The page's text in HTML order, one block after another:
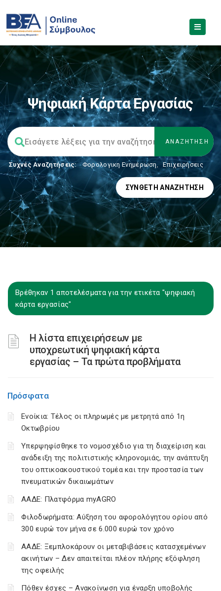
Ψηφιακή Κάρτα Εργασίας
Συχνές Αναζητήσεις: Φορολογικη Ενημέρωση, Επιχειρήσεις
ΣΎΝΘΕΤΗ ΑΝΑΖΉΤΗΣΗ
Βρέθηκαν 1 αποτελέσματα για την ετικέτα "ψηφιακή
κάρτα εργασίας"
H λίστα επιχειρήσεων με
υποχρεωτική ψηφιακή κάρτα
εργασίας – Τα πρώτα προβλήματα
Πρόσφατα
Ενοίκια: Τέλος οι πληρωμές με μετρητά από 1η
Οκτωβρίου
Υπερψηφίσθηκε το νομοσχέδιο για τη διαχείριση και
ανάδειξη της πολιτιστικής κληρονομιάς, την ανάπτυξη
του οπτικοακουστικού τομέα και την προστασία των
πνευματικών δικαιωμάτων
ΑΑΔΕ: Πλατφόρμα myAGRO
Φιλοδωρήματα: Αύξηση του αφορολόγητου ορίου από
300 ευρώ τον μήνα σε 6.000 ευρώ τον χρόνο
ΑΑΔΕ: Ξεμπλοκάρουν οι μεταβιβάσεις κατασχεμένων
ακινήτων – Δεν απαιτείται πλέον πλήρης εξόφληση
της οφειλής
Πόθεν έσχες – Ανακοίνωση για έναρξη υποβολής